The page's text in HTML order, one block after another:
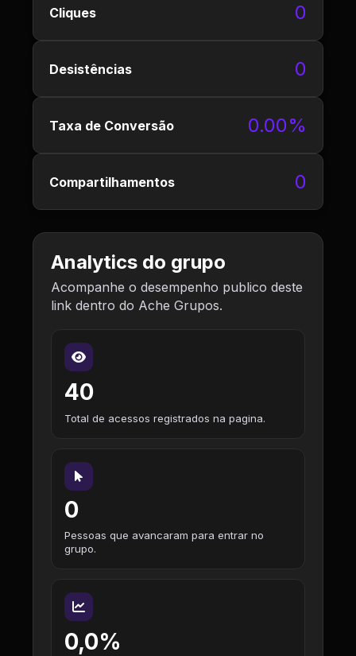
Cliques 0
Desistências 0
Taxa de Conversão 0.00%
Compartilhamentos 0
Analytics do grupo
Acompanhe o desempenho publico deste
link dentro do Ache Grupos.
40
Total de acessos registrados na pagina.
0
Pessoas que avancaram para entrar no
grupo.
0,0%